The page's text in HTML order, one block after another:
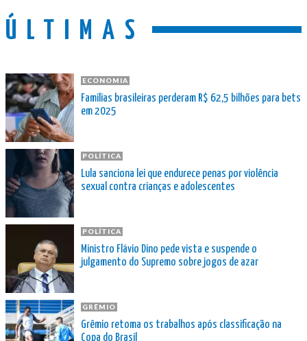
ÚLTIMAS
ECONOMIA
Famílias brasileiras perderam R$ 62,5 bilhões para bets
em 2025
POLÍTICA
Lula sanciona lei que endurece penas por violência
sexual contra crianças e adolescentes
POLÍTICA
Ministro Flávio Dino pede vista e suspende o
julgamento do Supremo sobre jogos de azar
GRÊMIO
Grêmio retoma os trabalhos após classificação na
Copa do Brasil